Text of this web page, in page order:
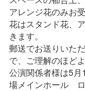
アレンジ花のみお
花はスタンド花、
きます。
郵送でお送りいた
で、ご理解のほど
公演関係者様は5
場メインホール ロ